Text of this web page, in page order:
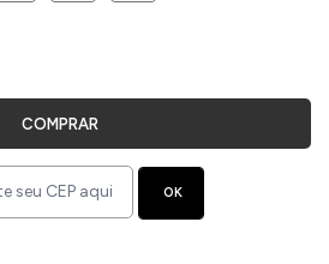
COMPRAR
OK